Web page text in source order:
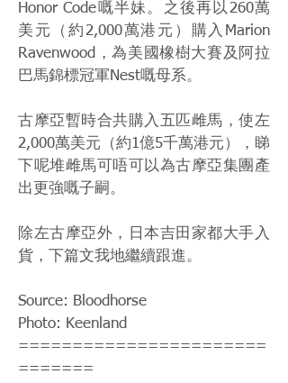
Honor Code嘅半妹。之後再以260萬
美元（約2,000萬港元）購入Marion
Ravenwood，為美國橡樹大賽及阿拉
巴馬錦標冠軍Nest嘅母系。
古摩亞暫時合共購入五匹雌馬，使左
2,000萬美元（約1億5千萬港元），睇
下呢堆雌馬可唔可以為古摩亞集團產
出更強嘅子嗣。
除左古摩亞外，日本吉田家都大手入
貨，下篇文我地繼續跟進。
Source: Bloodhorse
Photo: Keenland
=======================
=======